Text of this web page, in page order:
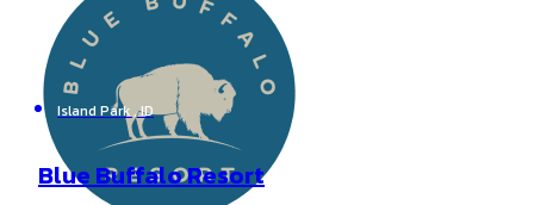
Island Park , ID
Blue Buffalo Resort